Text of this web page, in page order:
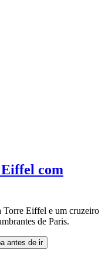
com
Torre Eiffel e um cruzeiro
de Paris.
antes de ir